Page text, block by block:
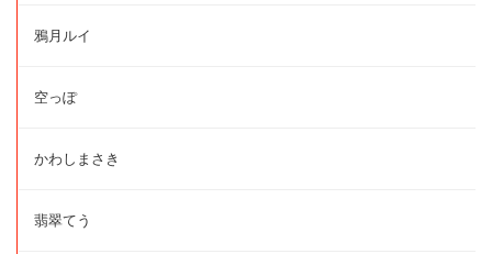
鴉月ルイ
空っぽ
かわしまさき
翡翠てう